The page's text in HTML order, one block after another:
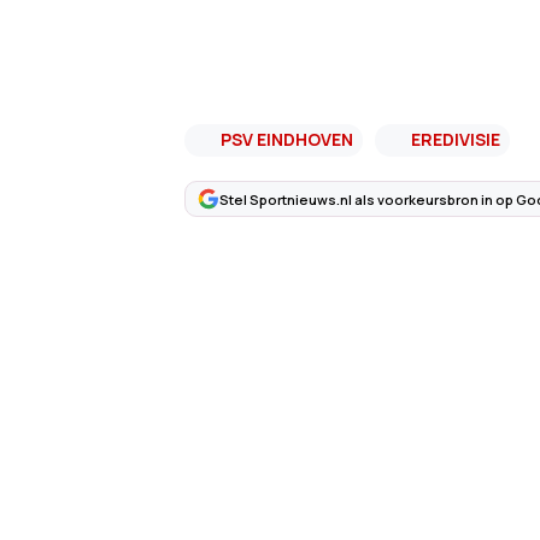
PSV EINDHOVEN EREDIVISIE
Stel Sportnieuws.nl als voorkeursbron in op